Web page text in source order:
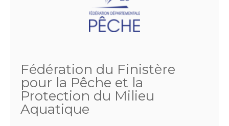
Fédération du Finistère
pour la Pêche et la
Protection du Milieu
Aquatique